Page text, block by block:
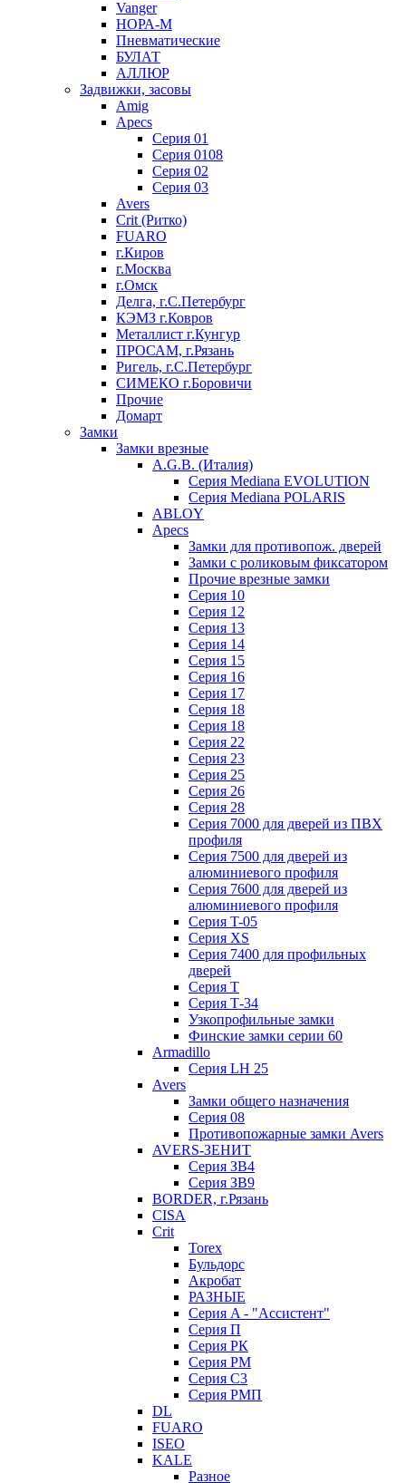
Vanger
НОРА-М
Пневматические
БУЛАТ
АЛЛЮР
Задвижки, засовы
Amig
Apecs
Серия 01
Серия 0108
Серия 02
Серия 03
Avers
Crit (Ритко)
FUARO
г.Киров
г.Москва
г.Омск
Делга, г.С.Петербург
КЭМЗ г.Ковров
Металлист г.Кунгур
ПРОСАМ, г.Рязань
Ригель, г.С.Петербург
СИМЕКО г.Боровичи
Прочие
Домарт
Замки
Замки врезные
A.G.B. (Италия)
Серия Mediana EVOLUTION
Серия Mediana POLARIS
ABLOY
Apecs
Замки для противопож. дверей
Замки с роликовым фиксатором
Прочие врезные замки
Серия 10
Серия 12
Серия 13
Серия 14
Серия 15
Серия 16
Серия 17
Серия 18
Серия 18
Серия 22
Серия 23
Серия 25
Серия 26
Серия 28
Серия 7000 для дверей из ПВХ
профиля
Серия 7500 для дверей из
алюминиевого профиля
Серия 7600 для дверей из
алюминиевого профиля
Серия T-05
Серия XS
Серия 7400 для профильных
дверей
Серия Т
Серия Т-34
Узкопрофильные замки
Финские замки серии 60
Armadillo
Серия LH 25
Avers
Замки общего назначения
Серия 08
Противопожарные замки Avers
AVERS-ЗЕНИТ
Серия ЗВ4
Серия ЗВ9
BORDER, г.Рязань
CISA
Crit
Torex
Бульдорс
Акробат
РАЗНЫЕ
Серия A - "Ассистент"
Серия П
Серия РК
Серия РМ
Серия С3
Серия РМП
DL
FUARO
ISEO
KALE
Разное